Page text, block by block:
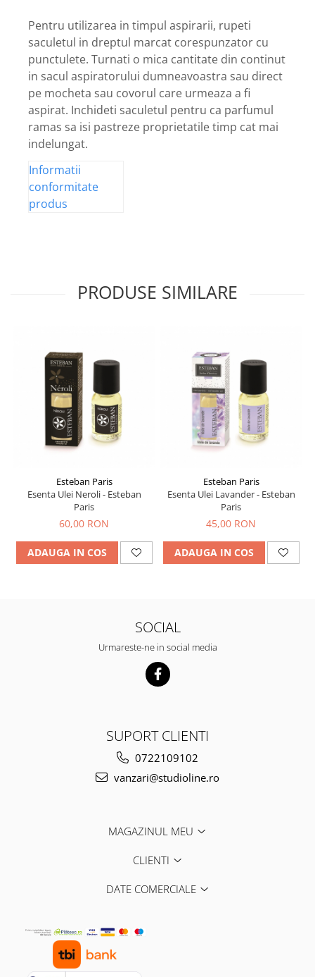
Pentru utilizarea in timpul aspirarii, rupeti
saculetul in dreptul marcat corespunzator cu
punctulete. Turnati o mica cantitate din continut
in sacul aspiratorului dumneavoastra sau direct
pe mocheta sau covorul care urmeaza a fi
aspirat. Inchideti saculetul pentru ca parfumul
ramas sa isi pastreze proprietatile timp cat mai
indelungat.
Informatii
conformitate
produs
PRODUSE SIMILARE
Esteban Paris
Esenta Ulei Neroli - Esteban
Paris
60,00 RON
ADAUGA IN COS
Esteban Paris
Esenta Ulei Lavander - Esteban
Paris
45,00 RON
ADAUGA IN COS
SOCIAL
Urmareste-ne in social media
SUPORT CLIENTI
0722109102
vanzari@studioline.ro
MAGAZINUL MEU
CLIENTI
DATE COMERCIALE